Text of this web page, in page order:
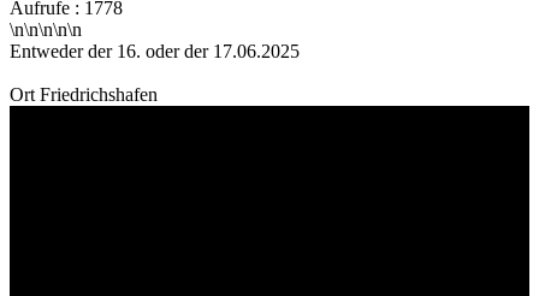
Aufrufe : 1778
\n\n\n\n\n
Entweder der 16. oder der 17.06.2025
Ort Friedrichshafen